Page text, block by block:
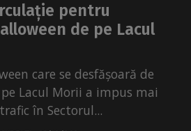
pentru
de pe Lacul
care se desfășoară de
Lacul Morii a impus mai
în Sectorul...